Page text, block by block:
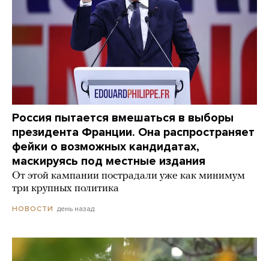
Россия пытается вмешаться в выборы
президента Франции. Она распространяет
фейки о возможных кандидатах,
маскируясь под местные издания
От этой кампании пострадали уже как минимум
три крупных политика
НОВОСТИ день назад